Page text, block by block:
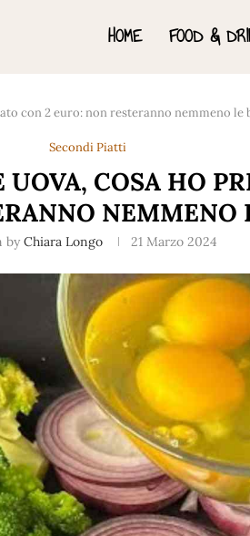
HOME FOOD &
con 2 euro: non resteranno nemmeno le
Secondi Piatti
COSA HO
NEMMENO
by Chiara Longo 21 Marzo 2024